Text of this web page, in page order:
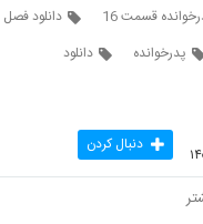
دانلود
پدرخوانده دانلود
دنبال کردن